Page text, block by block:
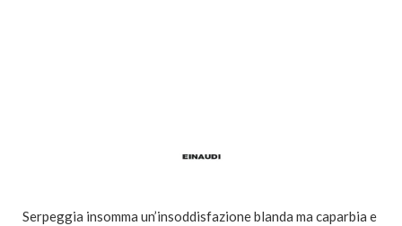
Serpeggia insomma un’insoddisfazione blanda ma caparbia e